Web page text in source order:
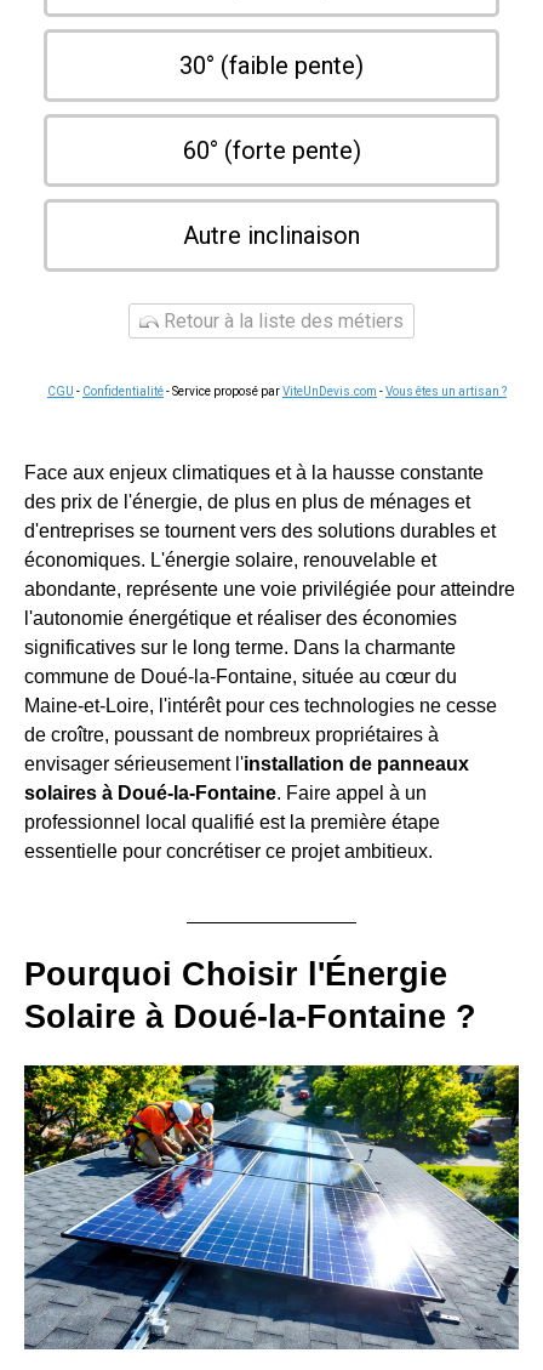
30° (faible pente)
60° (forte pente)
Autre inclinaison
Retour à la liste des métiers
CGU - Confidentialité- Service proposé parViteUnDevis.com -Vous êtes un artisan ?
Face aux enjeux climatiques et à la hausse constante
des prix de l'énergie, de plus en plus de ménages et
d'entreprises se tournent vers des solutions durables et
économiques. L'énergie solaire, renouvelable et
abondante, représente une voie privilégiée pour atteindre
l'autonomie énergétique et réaliser des économies
significatives sur le long terme. Dans la charmante
commune de Doué-la-Fontaine, située au cœur du
Maine-et-Loire, l'intérêt pour ces technologies ne cesse
de croître, poussant de nombreux propriétaires à
envisager sérieusement l'installation de panneaux
solaires à Doué-la-Fontaine. Faire appel à un
professionnel local qualifié est la première étape
essentielle pour concrétiser ce projet ambitieux.
Pourquoi Choisir l'Énergie
Solaire à Doué-la-Fontaine ?